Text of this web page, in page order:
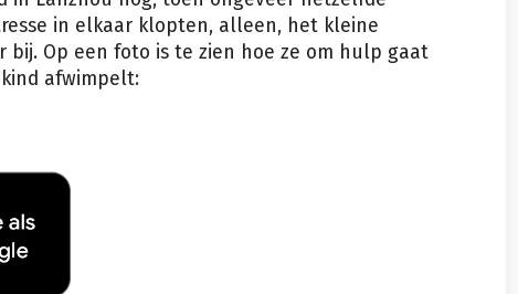
in elkaar klopten, alleen, het kleine
Op een foto is te zien hoe ze om hulp gaat
afwimpelt: